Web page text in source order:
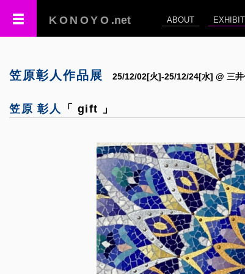
KONOYO .net ABOUT
笠原彰人作品展 25/12/02[火]-25/12/24[水] @ 三
笠原 彰人 「 gift 」